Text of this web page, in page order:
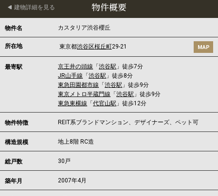
物件概要
建物詳細を見る
物件名 カスタリア渋谷櫻丘
所在地 東京都渋谷区桜丘町29-21 MAP
最寄駅 京王井の頭線 「渋谷駅 」徒歩7分
JR山手線 「渋谷駅 」徒歩8分
東急田園都市線 「渋谷駅 」徒歩9分
東京メトロ半蔵門線 「渋谷駅 」徒歩9分
東急東横線 「代官山駅 」徒歩12分
物件特徴 REIT系ブランドマンション、デザイナーズ、ペット可
構造規模 地上8階 RC造
総戸数 30戸
築年月 2007年4月